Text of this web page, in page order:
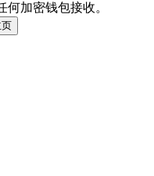
何加密钱包接收。